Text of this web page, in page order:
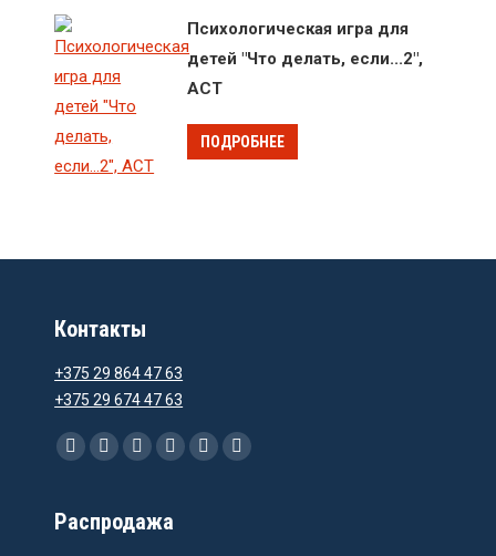
Психологическая игра для
детей "Что делать, если...2",
АСТ
ПОДРОБНЕЕ
Контакты
+375 29 864 47 63
+375 29 674 47 63
Ищите нас:
FacebookInstagram
EmailViberWhatsAppTelegram
Распродажа